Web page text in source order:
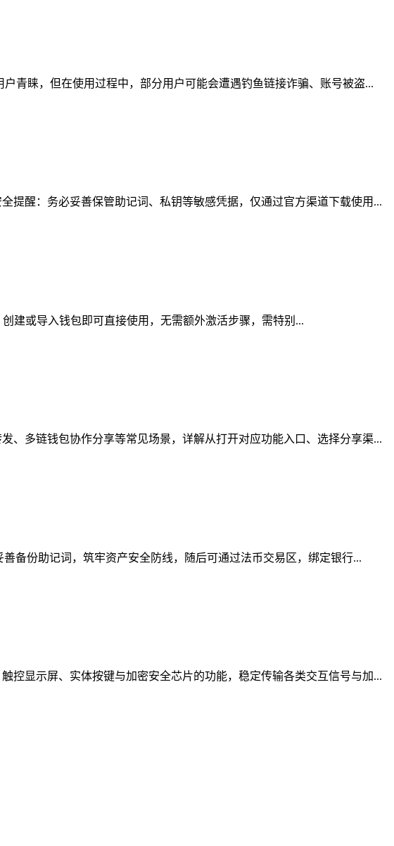
青睐，但在使用过程中，部分用户可能会遭遇钓鱼链接诈骗、账号被盗...
提醒：务必妥善保管助记词、私钥等敏感凭据，仅通过官方渠道下载使用...
建或导入钱包即可直接使用，无需额外激活步骤，需特别...
、多链钱包协作分享等常见场景，详解从打开对应功能入口、选择分享渠...
备份助记词，筑牢资产安全防线，随后可通过法币交易区，绑定银行...
控显示屏、实体按键与加密安全芯片的功能，稳定传输各类交互信号与加...